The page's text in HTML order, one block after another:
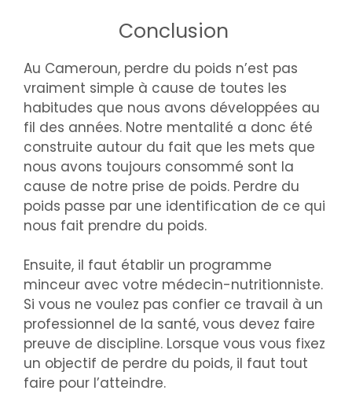
Conclusion
Au Cameroun, perdre du poids n’est pas
vraiment simple à cause de toutes les
habitudes que nous avons développées au
fil des années. Notre mentalité a donc été
construite autour du fait que les mets que
nous avons toujours consommé sont la
cause de notre prise de poids. Perdre du
poids passe par une identification de ce qui
nous fait prendre du poids.
Ensuite, il faut établir un programme
minceur avec votre médecin-nutritionniste.
Si vous ne voulez pas confier ce travail à un
professionnel de la santé, vous devez faire
preuve de discipline. Lorsque vous vous fixez
un objectif de perdre du poids, il faut tout
faire pour l’atteindre.